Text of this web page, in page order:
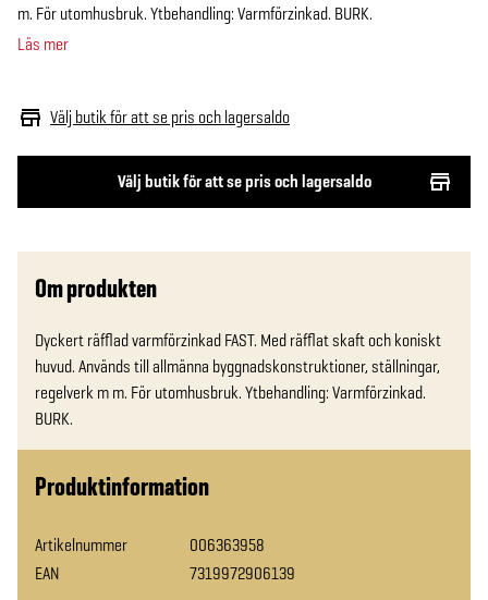
Välj butik för att se pris och lagersaldo
Välj butik för att se pris och lagersaldo
m. För utomhusbruk. Ytbehandling: Varmförzinkad. BURK.
Läs mer
Om produkten
Dyckert räfflad varmförzinkad FAST. Med räfflat skaft och koniskt
huvud. Används till allmänna byggnadskonstruktioner, ställningar,
regelverk m m. För utomhusbruk. Ytbehandling: Varmförzinkad.
BURK.
Produktinformation
Artikelnummer
006363958
EAN
7319972906139